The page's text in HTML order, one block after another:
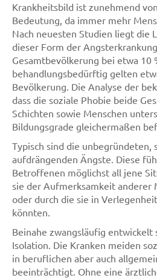
Krankheitsbild ist zunehmend
Bedeutung, da immer mehr
Nach neuesten Studien liegt die
dieser Form der
Gesamtbevölkerung bei etwa 10
behandlungsbedürftig gelten
Bevölkerung. Die Analyse der
dass die soziale Phobie beide
Schichten sowie Menschen
Bildungsgrade gleichermaßen
Typisch sind die unbegründeten,
aufdrängenden Ängste. Diese
Betroffenen möglichst all jene
sie der Aufmerksamkeit anderer
oder durch die sie in
könnten.
Beinahe zwangsläufig entwickelt
Isolation. Die Kranken meiden
in beruflichen aber auch
beeinträchtigt. Ohne eine